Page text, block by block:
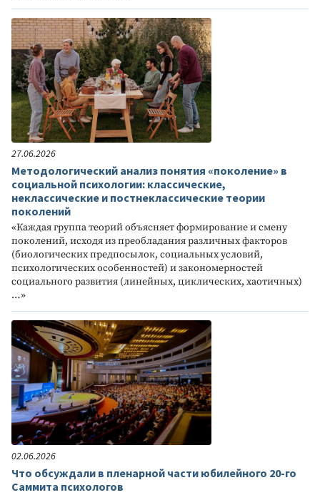
27.06.2026
Методологический анализ понятия «поколение» в
социальной психологии: классические,
неклассические и постнеклассические теории
поколений
«Каждая группа теорий объясняет формирование и смену
поколений, исходя из преобладания различных факторов
(биологических предпосылок, социальных условий,
психологических особенностей) и закономерностей
социального развития (линейных, циклических, хаотичных)
…»
02.06.2026
Что обсуждали в пленарной части юбилейного 20-го
Саммита психологов